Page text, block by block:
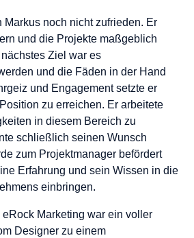
Markus noch nicht zufrieden. Er
und die Projekte maßgeblich
Ziel war es
und die Fäden in der Hand
und Engagement setzte er
zu erreichen. Er arbeitete
in diesem Bereich zu
schließlich seinen Wunsch
zum Projektmanager befördert
Erfahrung und sein Wissen in die
einbringen.
Marketing war ein voller
Designer zu einem